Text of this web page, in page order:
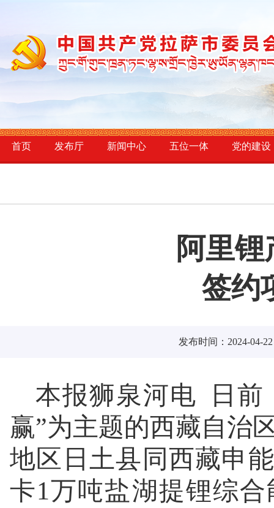
首页 发布厅 新闻中心 五位一体 党的建设
阿里
签约
发布时间：2024-04-22
本报狮泉河电 日前
赢”为主题的西藏自治
地区日土县同西藏申
卡1万吨盐湖提锂综